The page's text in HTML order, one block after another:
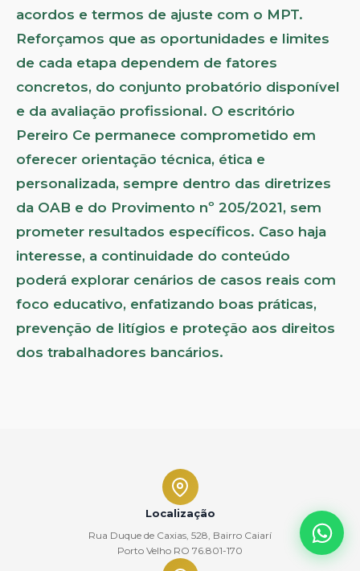
acordos e termos de ajuste com o MPT.
Reforçamos que as oportunidades e limites
de cada etapa dependem de fatores
concretos, do conjunto probatório disponível
e da avaliação profissional. O escritório
Pereiro Ce permanece comprometido em
oferecer orientação técnica, ética e
personalizada, sempre dentro das diretrizes
da OAB e do Provimento nº 205/2021, sem
prometer resultados específicos. Caso haja
interesse, a continuidade do conteúdo
poderá explorar cenários de casos reais com
foco educativo, enfatizando boas práticas,
prevenção de litígios e proteção aos direitos
dos trabalhadores bancários.
Localização
Rua Duque de Caxias, 528, Bairro Caiarí
Porto Velho RO 76.801-170